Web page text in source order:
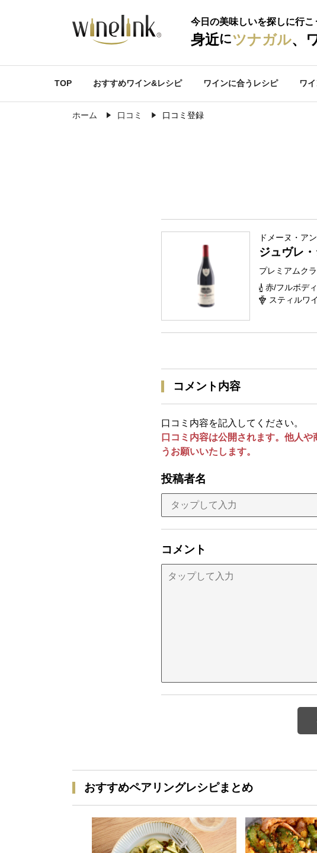
今日の美味しいを探しに行こ
身近にツナガル、
TOP おすすめワイン&レシピ ワインに合うレシピ ワ
ホーム 口コミ 口コミ登録
ドメーヌ・ア
ジュヴレ
プレミアムク
赤/フルボディ
スティルワ
コメント内容
口コミ内容を記入してください。
口コミ内容は公開されます。他人
うお願いいたします。
投稿者名
コメント
おすすめペアリングレシピまとめ